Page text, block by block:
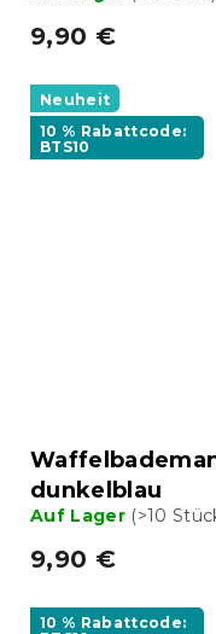
9,90 €
Neuheit
10 % Rabattcode:
BTS10
dunkelblau
Auf Lager (>10
9,90 €
10 % Rabattcode: